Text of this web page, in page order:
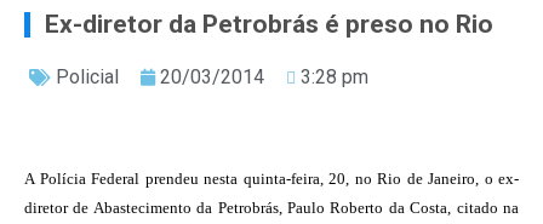
Ex-diretor da Petrobrás é preso no Rio
Policial 20/03/2014 3:28 pm
A Polícia Federal prendeu nesta quinta-feira, 20, no Rio de Janeiro, o ex-
diretor de Abastecimento da Petrobrás, Paulo Roberto da Costa, citado na